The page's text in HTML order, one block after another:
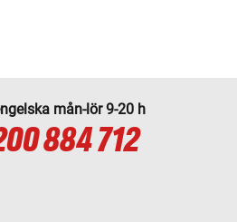
mån-lör 9-20 h
884 712